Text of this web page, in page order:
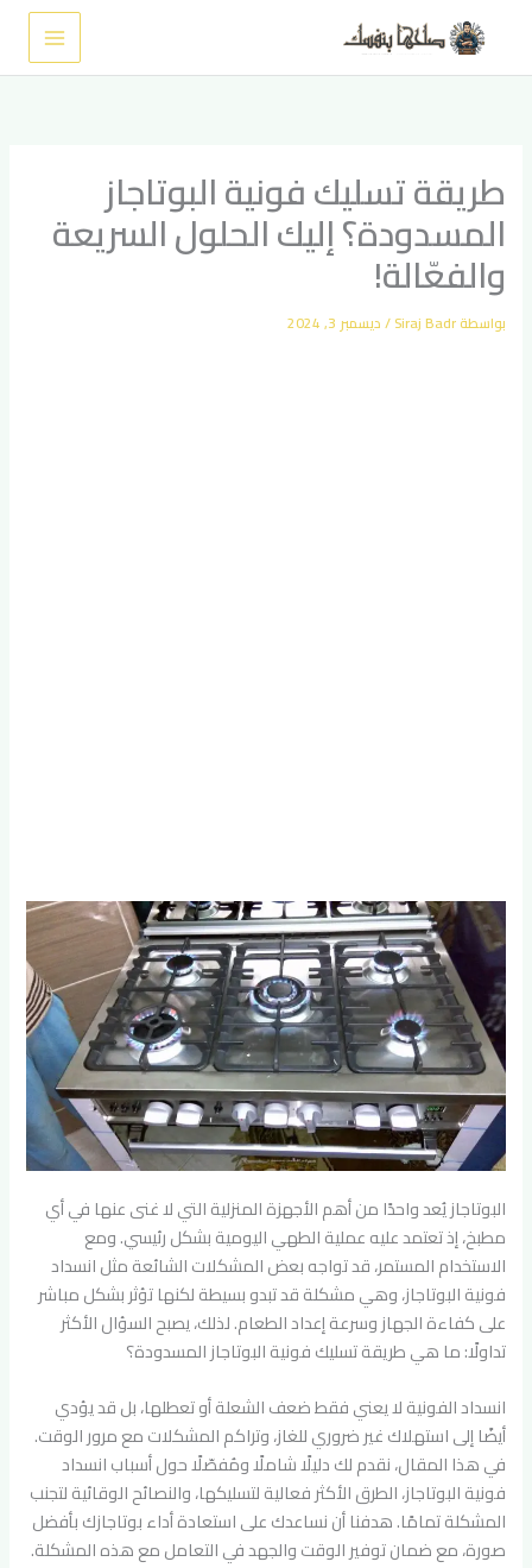
المحتوى
طريقة تسليك فونية البوتاجاز
المسدودة؟ إليك الحلول السريعة
والفعّالة!
بواسطة Siraj Badr
/ديسمبر 3, 2024
البوتاجاز يُعد واحدًا من أهم الأجهزة المنزلية التي لا غنى عنها في أي
مطبخ، إذ تعتمد عليه عملية الطهي اليومية بشكل رئيسي. ومع
الاستخدام المستمر، قد تواجه بعض المشكلات الشائعة مثل انسداد
فونية البوتاجاز، وهي مشكلة قد تبدو بسيطة لكنها تؤثر بشكل مباشر
على كفاءة الجهاز وسرعة إعداد الطعام. لذلك، يصبح السؤال الأكثر
تداولًا: ما هي طريقة تسليك فونية البوتاجاز المسدودة؟
انسداد الفونية لا يعني فقط ضعف الشعلة أو تعطلها، بل قد يؤدي
أيضًا إلى استهلاك غير ضروري للغاز، وتراكم المشكلات مع مرور الوقت.
في هذا المقال، نقدم لك دليلًا شاملًا ومُفصّلًا حول أسباب انسداد
فونية البوتاجاز، الطرق الأكثر فعالية لتسليكها، والنصائح الوقائية لتجنب
المشكلة تمامًا. هدفنا أن نساعدك على استعادة أداء بوتاجازك بأفضل
صورة، مع ضمان توفير الوقت والجهد في التعامل مع هذه المشكلة.